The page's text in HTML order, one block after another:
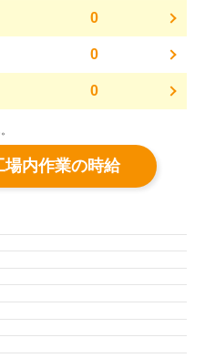
0
0
0
内作業の時給